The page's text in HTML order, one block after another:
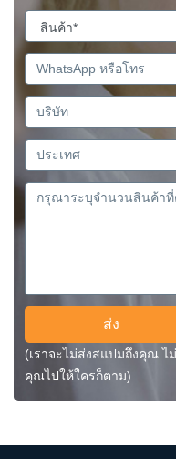
ส่ง
(เราจะไม่ส่งสแปมถึงคุณ ไ
คุณไปให้ใครก็ตาม)